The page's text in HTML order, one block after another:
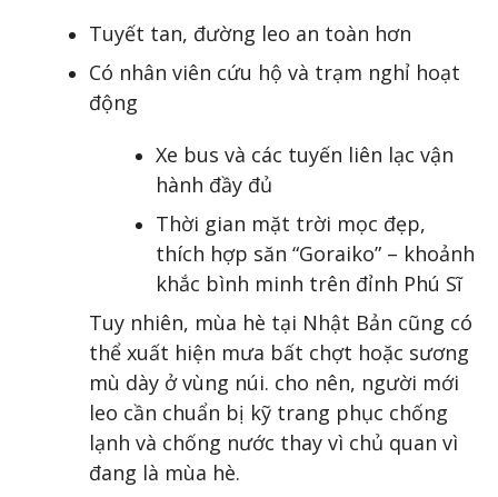
Tuyết tan, đường leo an toàn hơn
Có nhân viên cứu hộ và trạm nghỉ hoạt
động
Xe bus và các tuyến liên lạc vận
hành đầy đủ
Thời gian mặt trời mọc đẹp,
thích hợp săn “Goraiko” – khoảnh
khắc bình minh trên đỉnh Phú Sĩ
Tuy nhiên, mùa hè tại Nhật Bản cũng có
thể xuất hiện mưa bất chợt hoặc sương
mù dày ở vùng núi. cho nên, người mới
leo cần chuẩn bị kỹ trang phục chống
lạnh và chống nước thay vì chủ quan vì
đang là mùa hè.